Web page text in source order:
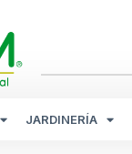
JARDINERÍA